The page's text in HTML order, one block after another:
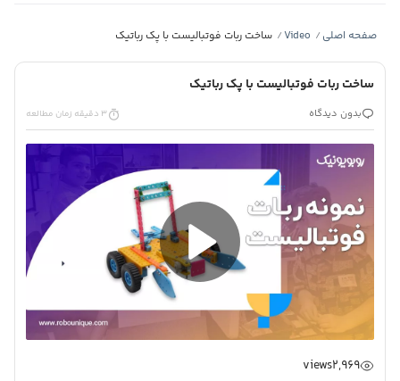
صفحه اصلی /
Video
/ ساخت ربات فوتبالیست با پک رباتیک
ساخت ربات فوتبالیست با پک رباتیک
بدون دیدگاه 3 دقیقه زمان مطالعه
Play
Video
2,969
views